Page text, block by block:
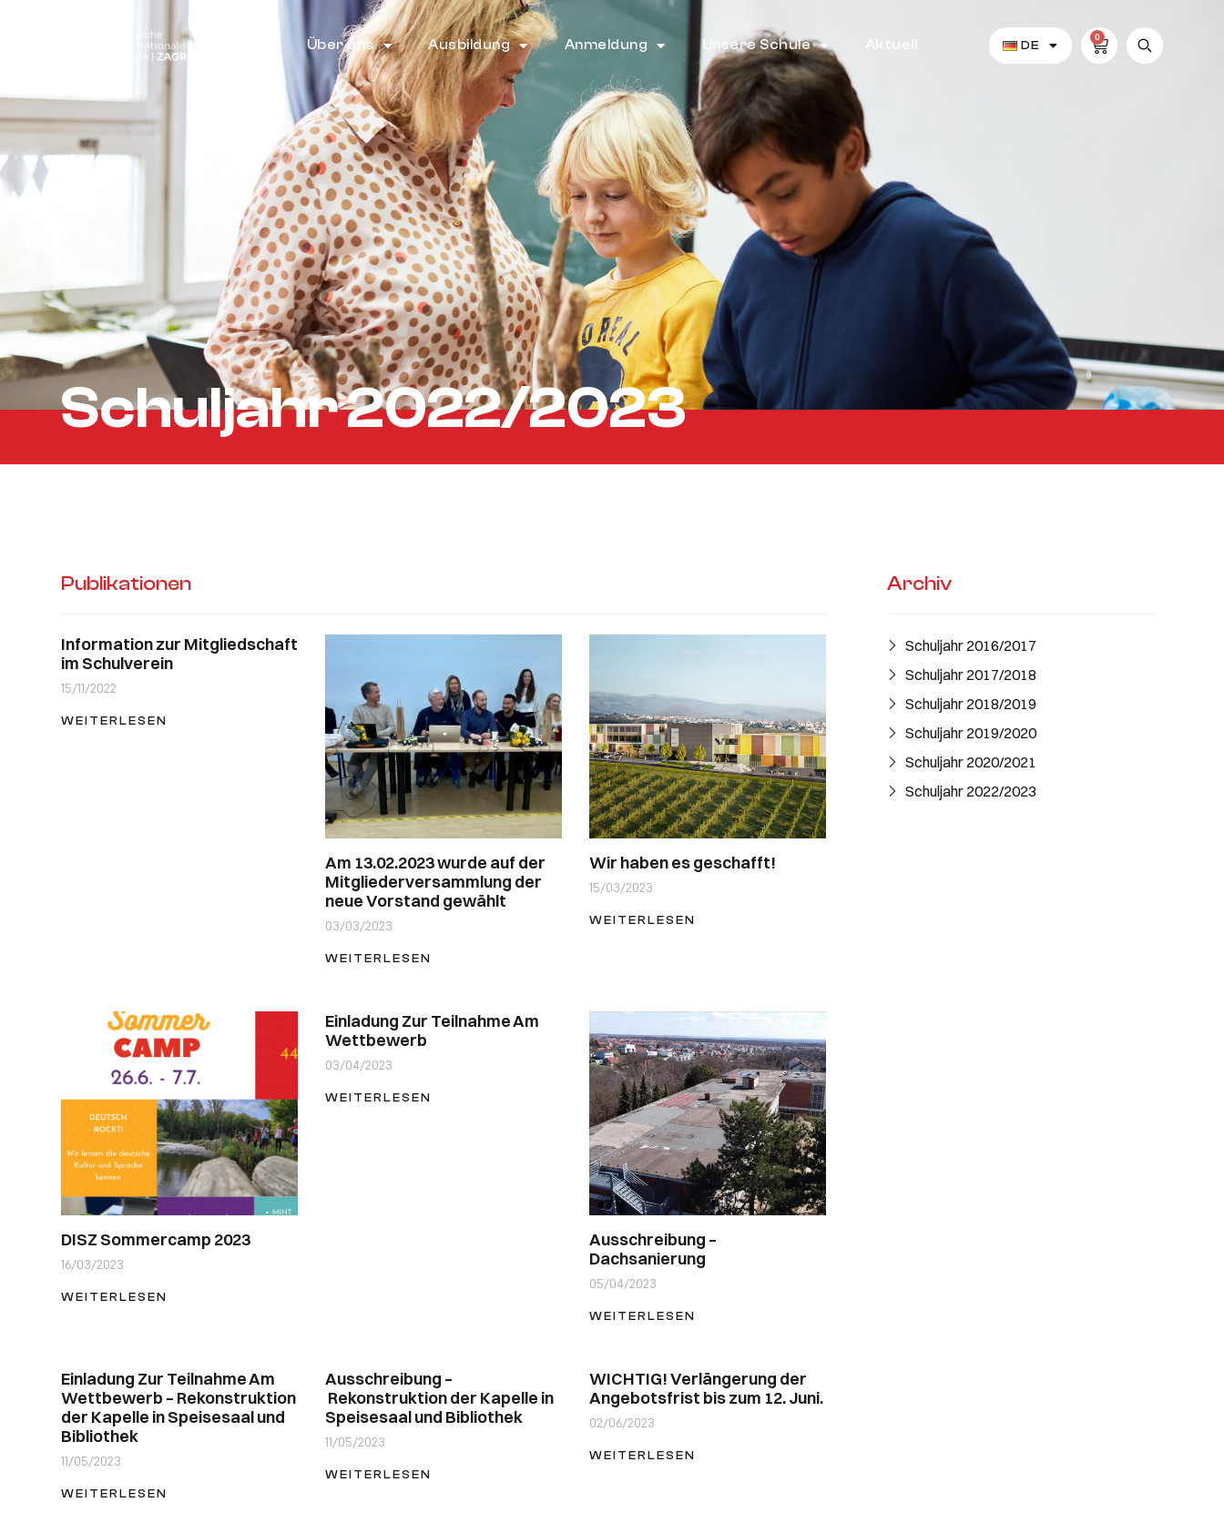
Über uns Ausbildung Anmeldung Unsere Schule Aktuell DE
0
Schuljahr 2022/2023
Publikationen
Information zur Mitgliedschaft
im Schulverein
15/11/2022
WEITERLESEN
Am 13.02.2023 wurde auf der
Mitgliederversammlung der
neue Vorstand gewählt
03/03/2023
WEITERLESEN
Wir haben es geschafft!
15/03/2023
WEITERLESEN
DISZ Sommercamp 2023
16/03/2023
WEITERLESEN
Einladung Zur Teilnahme Am
Wettbewerb
03/04/2023
WEITERLESEN
Ausschreibung –
Dachsanierung
05/04/2023
WEITERLESEN
Einladung Zur Teilnahme Am
Wettbewerb – Rekonstruktion
der Kapelle in Speisesaal und
Bibliothek
11/05/2023
WEITERLESEN
Ausschreibung –
Rekonstruktion der Kapelle in
Speisesaal und Bibliothek
11/05/2023
WEITERLESEN
WICHTIG! Verlängerung der
Angebotsfrist bis zum 12. Juni.
02/06/2023
WEITERLESEN
Archiv
Schuljahr 2016/2017​
Schuljahr 2017/2018
Schuljahr 2018/2019
Schuljahr 2019/2020
Schuljahr 2020/2021
Schuljahr 2022/2023